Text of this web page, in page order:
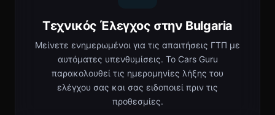
Τεχνικός Έλεγχος στην Bulgaria
Μείνετε ενημερωμένοι για τις απαιτήσεις ГТП με
αυτόματες υπενθυμίσεις. Το Cars Guru
παρακολουθεί τις ημερομηνίες λήξης του
ελέγχου σας και σας ειδοποιεί πριν τις
προθεσμίες.